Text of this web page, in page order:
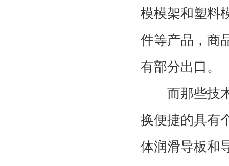
模模架和塑料
件等产品，商
有部分出口。
而那些技术
换便捷的具有
体润滑导板和